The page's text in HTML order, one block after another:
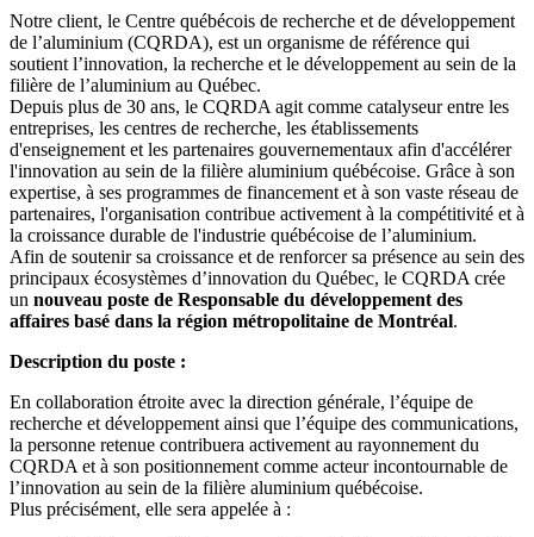
Notre client, le Centre québécois de recherche et de développement
de l’aluminium (CQRDA), est un organisme de référence qui
soutient l’innovation, la recherche et le développement au sein de la
filière de l’aluminium au Québec.
Depuis plus de 30 ans, le CQRDA agit comme catalyseur entre les
entreprises, les centres de recherche, les établissements
d'enseignement et les partenaires gouvernementaux afin d'accélérer
l'innovation au sein de la filière aluminium québécoise. Grâce à son
expertise, à ses programmes de financement et à son vaste réseau de
partenaires, l'organisation contribue activement à la compétitivité et à
la croissance durable de l'industrie québécoise de l’aluminium.
Afin de soutenir sa croissance et de renforcer sa présence au sein des
principaux écosystèmes d’innovation du Québec, le CQRDA crée
un nouveau poste de Responsable du développement des
affaires basé dans la région métropolitaine de Montréal.
Description du poste :
En collaboration étroite avec la direction générale, l’équipe de
recherche et développement ainsi que l’équipe des communications,
la personne retenue contribuera activement au rayonnement du
CQRDA et à son positionnement comme acteur incontournable de
l’innovation au sein de la filière aluminium québécoise.
Plus précisément, elle sera appelée à :